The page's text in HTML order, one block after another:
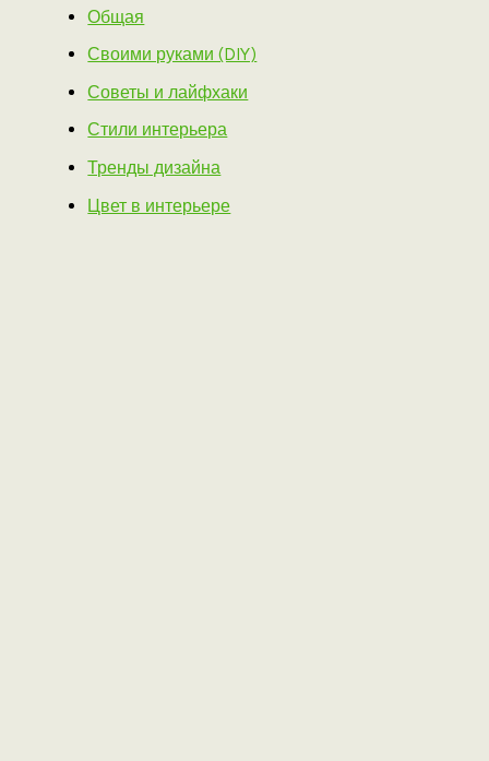
Общая
Своими руками (DIY)
Советы и лайфхаки
Стили интерьера
Тренды дизайна
Цвет в интерьере